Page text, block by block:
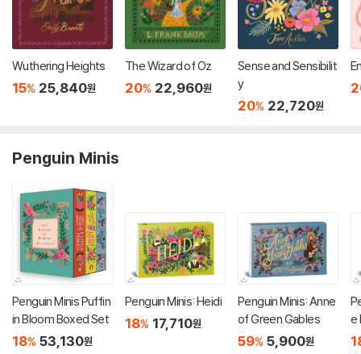
Wuthering Heights
15% 25,840원
The Wizard of Oz
20% 22,960원
Sense and Sensibilit
y
20% 22,720원
Penguin Minis
Penguin Minis Puffin
in Bloom Boxed Set
18% 53,130원
Penguin Minis: Heidi
18% 17,710원
Penguin Minis: Anne
of Green Gables
59% 5,900원
e